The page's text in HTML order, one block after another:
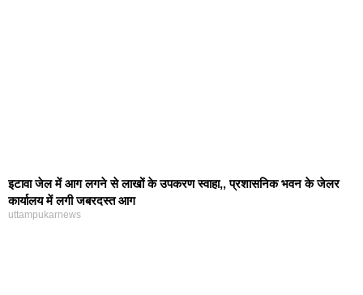
इटावा जेल में आग लगने से लाखों के उपकरण स्वाहा,, प्रशासनिक भवन के जेलर
कार्यालय में लगी जबरदस्त आग
uttampukarnews